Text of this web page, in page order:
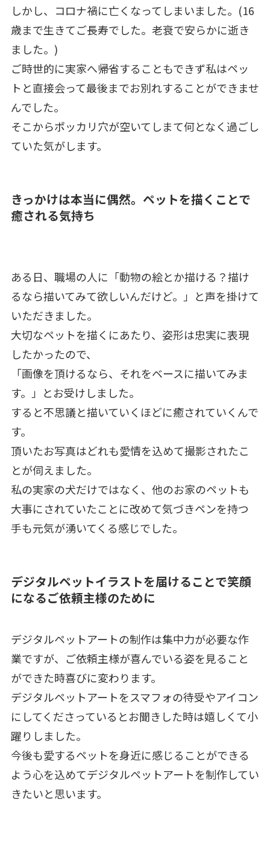
しかし、コロナ禍に亡くなってしまいました。(16
歳まで生きてご長寿でした。老衰で安らかに逝き
ました。)
ご時世的に実家へ帰省することもできず私はペッ
トと直接会って最後までお別れすることができませ
んでした。
そこからポッカリ穴が空いてしまて何となく過ごし
ていた気がします。
きっかけは本当に偶然。ペットを描くことで
癒される気持ち
ある日、職場の人に「動物の絵とか描ける？描け
るなら描いてみて欲しいんだけど。」と声を掛けて
いただきました。
大切なペットを描くにあたり、姿形は忠実に表現
したかったので、
「画像を頂けるなら、それをベースに描いてみま
す。」とお受けしました。
すると不思議と描いていくほどに癒されていくんで
す。
頂いたお写真はどれも愛情を込めて撮影されたこ
とが伺えました。
私の実家の犬だけではなく、他のお家のペットも
大事にされていたことに改めて気づきペンを持つ
手も元気が湧いてくる感じでした。
デジタルペットイラストを届けることで笑顔
になるご依頼主様のために
デジタルペットアートの制作は集中力が必要な作
業ですが、ご依頼主様が喜んでいる姿を見ること
ができた時喜びに変わります。
デジタルペットアートをスマフォの待受やアイコン
にしてくださっているとお聞きした時は嬉しくて小
躍りしました。
今後も愛するペットを身近に感じることができる
よう心を込めてデジタルペットアートを制作してい
きたいと思います。